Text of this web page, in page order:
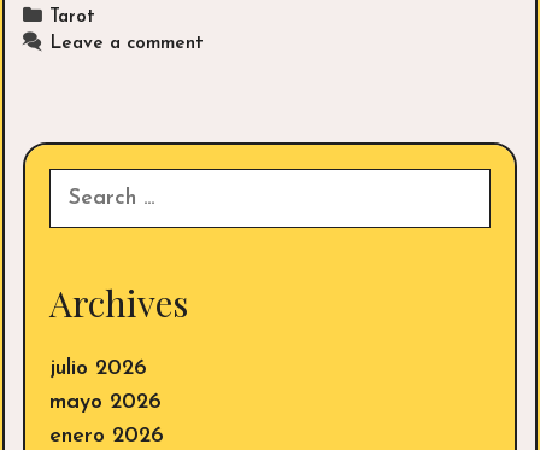
a
pareja
Categories
Tarot
Leave a comment
for:
Archives
julio 2026
mayo 2026
enero 2026